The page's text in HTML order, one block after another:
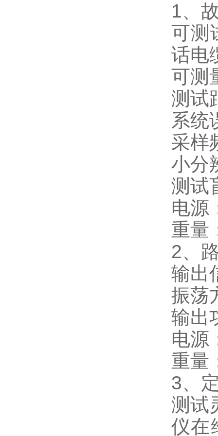
1、
可测
话电
可测
测试
系统
采样
小分
测试
电源
重量
2、
输出
振荡
输出
电源
重量
3、
测试
仪在